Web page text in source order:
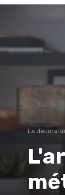
La